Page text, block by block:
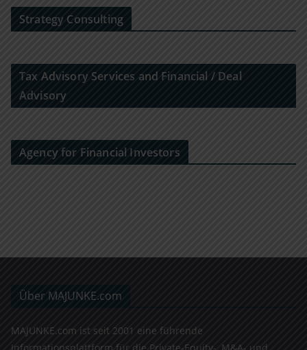
Strategy Consulting
Tax Advisory Services and Financial / Deal
Advisory
Agency for Financial Investors
Über MAJUNKE.com
MAJUNKE.com ist seit 2001 eine führende